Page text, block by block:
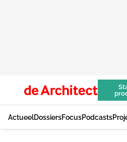
ActueelDossiersFocusPodcasts